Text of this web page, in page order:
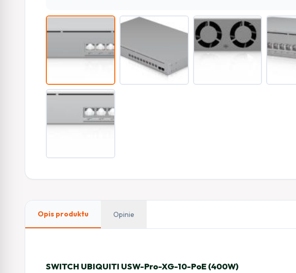
Opis produktu Opinie
SWITCH UBIQUITI USW-Pro-XG-10-PoE (400W)